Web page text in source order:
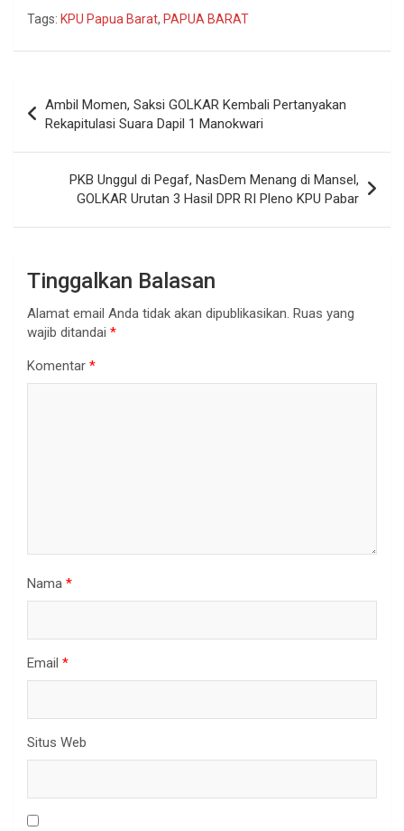
Tags: KPU Papua Barat, PAPUA BARAT
pos
Ambil Momen, Saksi GOLKAR Kembali Pertanyakan
Rekapitulasi Suara Dapil 1 Manokwari
PKB Unggul di Pegaf, NasDem Menang di Mansel,
GOLKAR Urutan 3 Hasil DPR RI Pleno KPU Pabar
Tinggalkan Balasan
Alamat email Anda tidak akan dipublikasikan. Ruas yang
wajib ditandai *
Komentar *
Nama *
Email *
Situs Web